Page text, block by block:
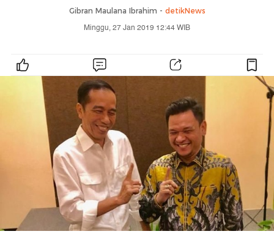
Gibran Maulana Ibrahim - detikNews
Minggu, 27 Jan 2019 12:44 WIB